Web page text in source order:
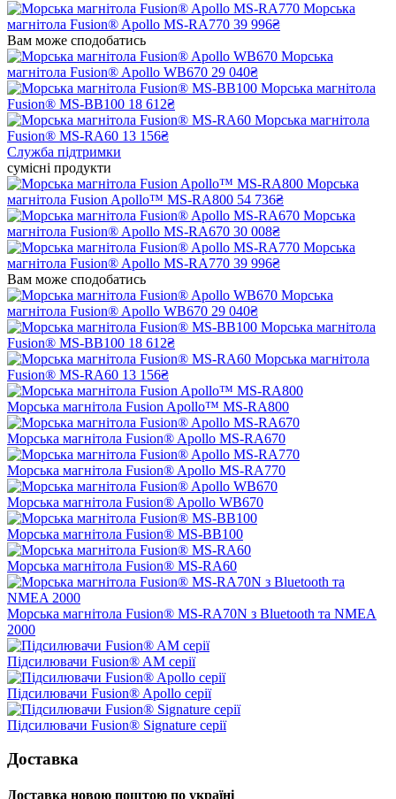
Морська
магнітола Fusion® Apollo MS-RA770 39 996₴
Вам може сподобатись
Морська
магнітола Fusion® Apollo WB670 29 040₴
Морська магнітола
Fusion® MS-BB100 18 612₴
Морська магнітола
Fusion® MS-RA60 13 156₴
Служба підтримки
сумісні продукти
Морська
магнітола Fusion Apollo™ MS-RA800 54 736₴
Морська
магнітола Fusion® Apollo MS-RA670 30 008₴
Морська
магнітола Fusion® Apollo MS-RA770 39 996₴
Вам може сподобатись
Морська
магнітола Fusion® Apollo WB670 29 040₴
Морська магнітола
Fusion® MS-BB100 18 612₴
Морська магнітола
Fusion® MS-RA60 13 156₴
Морська магнітола Fusion Apollo™ MS-RA800
Морська магнітола Fusion® Apollo MS-RA670
Морська магнітола Fusion® Apollo MS-RA770
Морська магнітола Fusion® Apollo WB670
Морська магнітола Fusion® MS-BB100
Морська магнітола Fusion® MS-RA60
Морська магнітола Fusion® MS-RA70N з Bluetooth та NMEA
2000
Підсилювачи Fusion® AM серії
Підсилювачи Fusion® Apollo серії
Підсилювачи Fusion® Signature серії
Доставка
Доставка новою поштою по україні